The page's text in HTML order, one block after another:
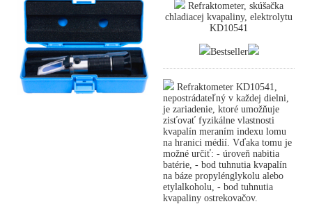
Refraktometer, skúšačka
chladiacej kvapaliny, elektrolytu
KD10541
Bestseller
Refraktometer KD10541,
nepostrádateľný v každej dielni,
je zariadenie, ktoré umožňuje
zisťovať fyzikálne vlastnosti
kvapalín meraním indexu lomu
na hranici médií. Vďaka tomu je
možné určiť: - úroveň nabitia
batérie, - bod tuhnutia kvapalín
na báze propylénglykolu alebo
etylalkoholu, - bod tuhnutia
kvapaliny ostrekovačov.